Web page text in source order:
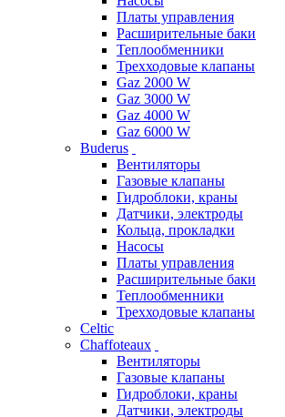
Платы управления
Расширительные баки
Теплообменники
Трехходовые клапаны
Gaz 2000 W
Gaz 3000 W
Gaz 4000 W
Gaz 6000 W
Buderus
Вентиляторы
Газовые клапаны
Гидроблоки, краны
Датчики, электроды
Кольца, прокладки
Насосы
Платы управления
Расширительные баки
Теплообменники
Трехходовые клапаны
Celtic
Chaffoteaux
Вентиляторы
Газовые клапаны
Гидроблоки, краны
Датчики, электроды